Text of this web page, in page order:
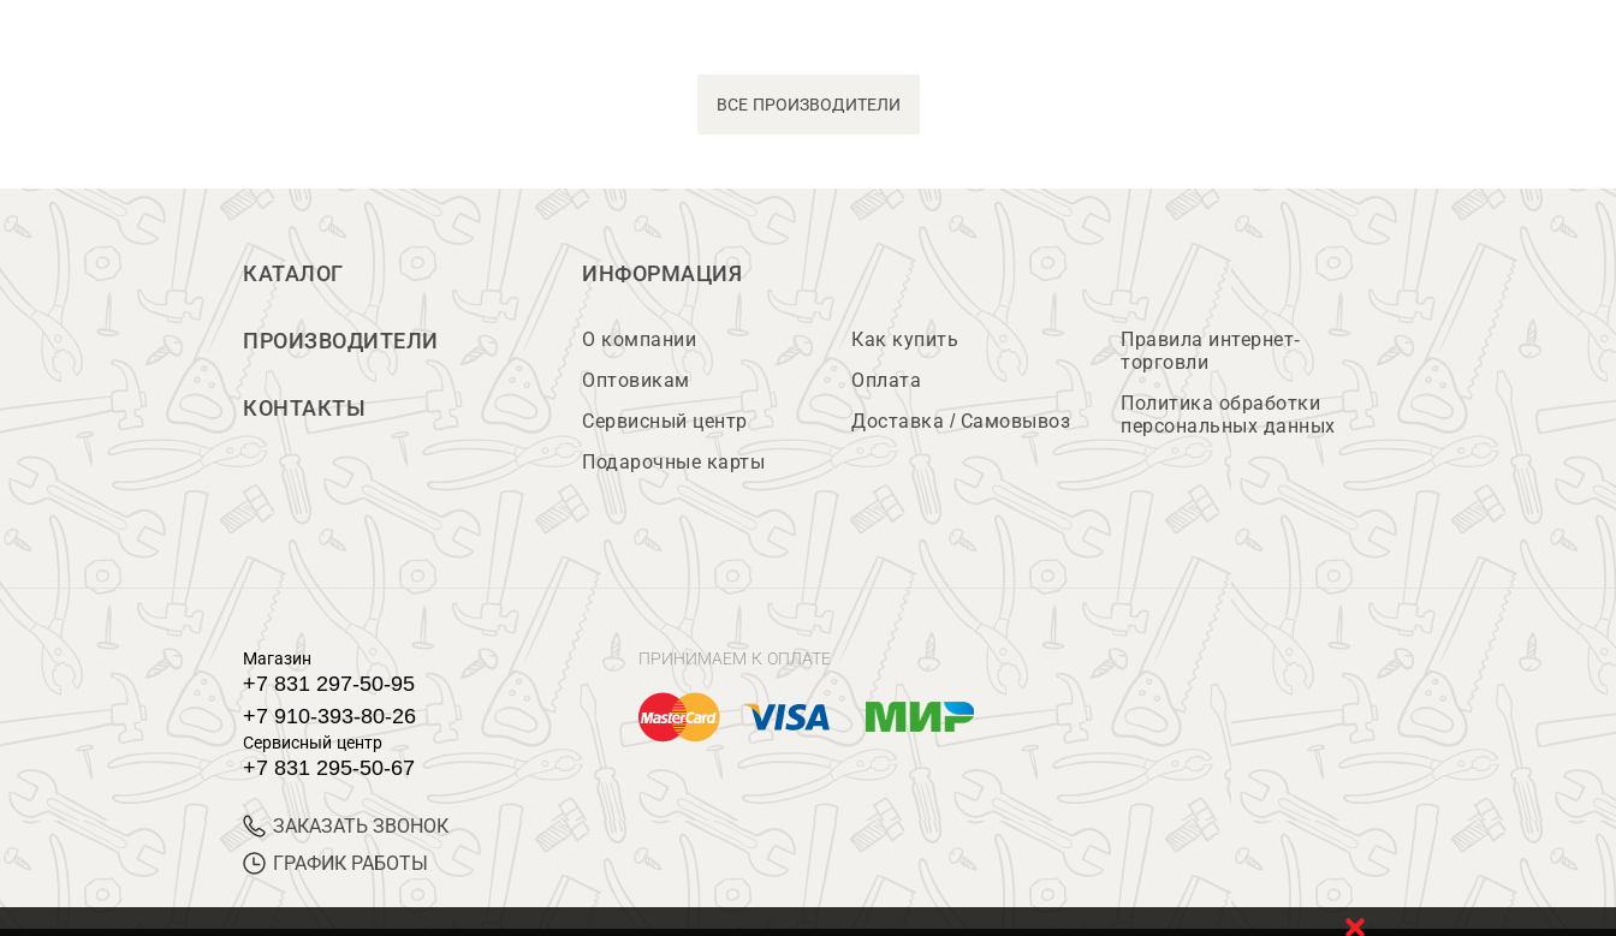
ВСЕ ПРОИЗВОДИТЕЛИ
КАТАЛОГ
ПРОИЗВОДИТЕЛИ
КОНТАКТЫ
ИНФОРМАЦИЯ
О компании
Оптовикам
Сервисный центр
Подарочные карты
Как купить
Оплата
Доставка / Самовывоз
Правила интернет-
торговли
Политика обработки
персональных данных
Магазин
+7 831 297-50-95
+7 910-393-80-26
Сервисный центр
+7 831 295-50-67
ЗАКАЗАТЬ ЗВОНОК
ГРАФИК РАБОТЫ
ПРИНИМАЕМ К ОПЛАТЕ